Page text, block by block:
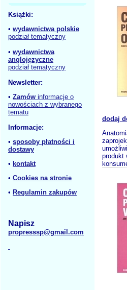
Książki:
• wydawnictwa polskie
podział tematyczny
• wydawnictwa
anglojęzyczne
podział tematyczny
Newsletter:
• Zamów informacje o
nowościach z wybranego
tematu
Informacje:
• sposoby płatności i
dostawy
• kontakt
• Cookies na stronie
• Regulamin zakupów
Napisz
propresssp@gmail.com
dodaj
produkt